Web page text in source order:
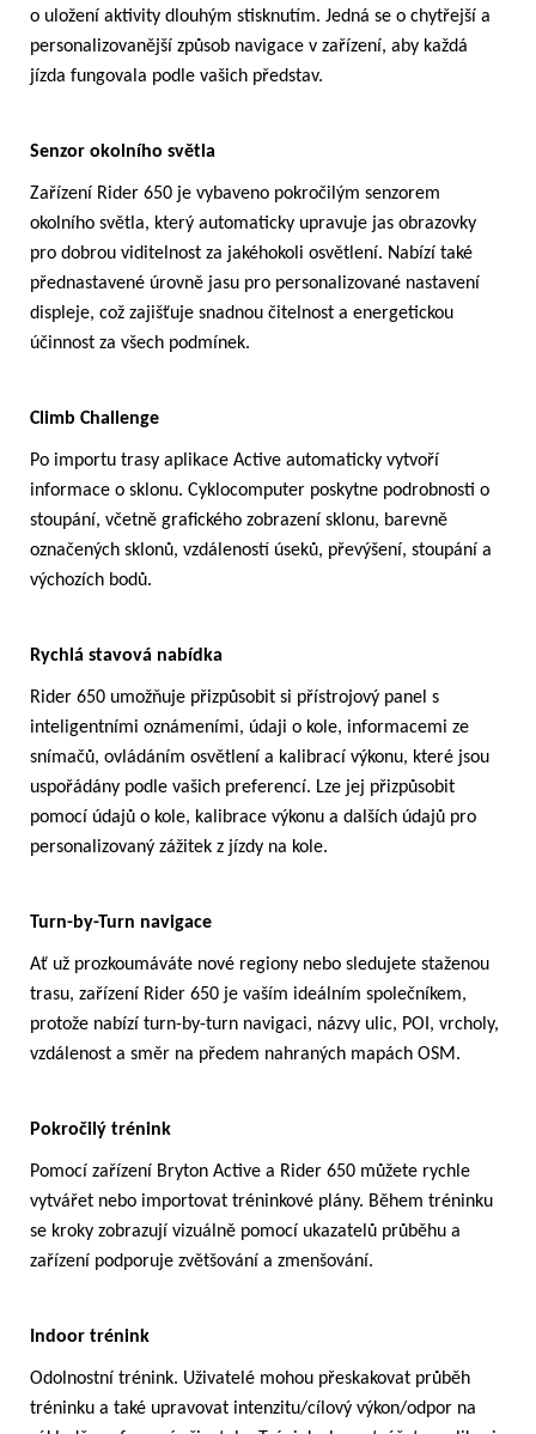
o uložení aktivity dlouhým stisknutím. Jedná se o chytřejší a
personalizovanější způsob navigace v zařízení, aby každá
jízda fungovala podle vašich představ.
Senzor okolního světla
Zařízení Rider 650 je vybaveno pokročilým senzorem
okolního světla, který automaticky upravuje jas obrazovky
pro dobrou viditelnost za jakéhokoli osvětlení. Nabízí také
přednastavené úrovně jasu pro personalizované nastavení
displeje, což zajišťuje snadnou čitelnost a energetickou
účinnost za všech podmínek.
Climb Challenge
Po importu trasy aplikace Active automaticky vytvoří
informace o sklonu. Cyklocomputer poskytne podrobnosti o
stoupání, včetně grafického zobrazení sklonu, barevně
označených sklonů, vzdáleností úseků, převýšení, stoupání a
výchozích bodů.
Rychlá stavová nabídka
Rider 650 umožňuje přizpůsobit si přístrojový panel s
inteligentními oznámeními, údaji o kole, informacemi ze
snímačů, ovládáním osvětlení a kalibrací výkonu, které jsou
uspořádány podle vašich preferencí. Lze jej přizpůsobit
pomocí údajů o kole, kalibrace výkonu a dalších údajů pro
personalizovaný zážitek z jízdy na kole.
Turn-by-Turn navigace
Ať už prozkoumáváte nové regiony nebo sledujete staženou
trasu, zařízení Rider 650 je vaším ideálním společníkem,
protože nabízí turn-by-turn navigaci, názvy ulic, POI, vrcholy,
vzdálenost a směr na předem nahraných mapách OSM.
Pokročilý trénink
Pomocí zařízení Bryton Active a Rider 650 můžete rychle
vytvářet nebo importovat tréninkové plány. Během tréninku
se kroky zobrazují vizuálně pomocí ukazatelů průběhu a
zařízení podporuje zvětšování a zmenšování.
Indoor trénink
Odolnostní trénink. Uživatelé mohou přeskakovat průběh
tréninku a také upravovat intenzitu/cílový výkon/odpor na